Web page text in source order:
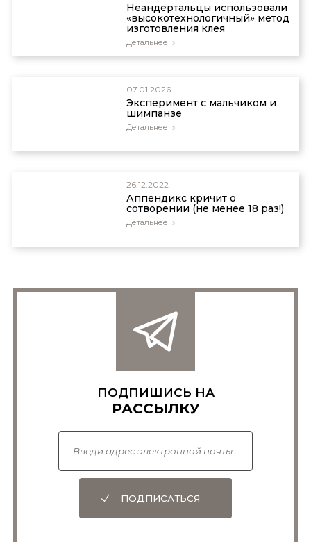
Неандертальцы использовали
«высокотехнологичный» метод
изготовления клея
Детальнее
07.01.2026
Эксперимент с мальчиком и
шимпанзе
Детальнее
26.12.2022
Аппендикс кричит о
сотворении (не менее 18 раз!)
Детальнее
ПОДПИШИСЬ НА
РАССЫЛКУ
ПОДПИСАТЬСЯ